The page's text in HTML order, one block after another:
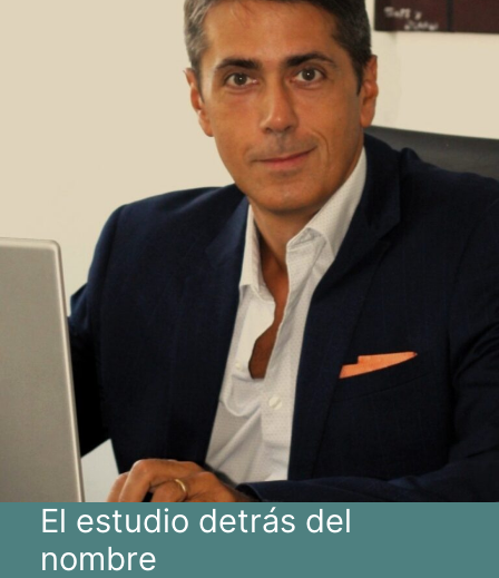
El estudio detrás del
nombre